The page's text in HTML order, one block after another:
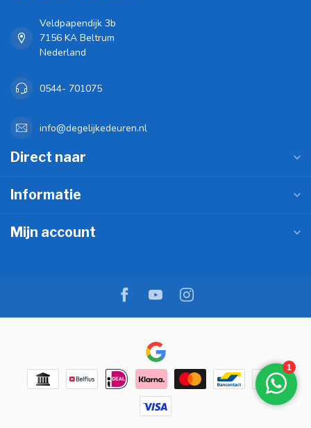
Veldpapendijk 3b
7156 KA Beltrum
Nederland
0544- 701075
info@degelijkedeuren.nl
Direct naar
Informatie
Mijn account